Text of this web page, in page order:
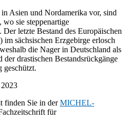
Asien und Nordamerika vor, sind
wo sie steppenartige
letzte Bestand des Europäischen
sächsischen Erzgebirge erlosch
die Nager in Deutschland als
drastischen Bestandsrückgänge
geschützt.
2023
finden Sie in derMICHEL-
für